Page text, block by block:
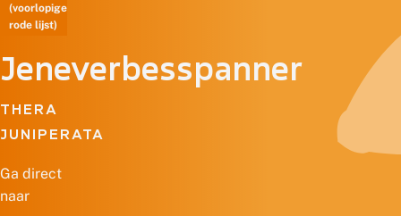
(voorlopige
rode lijst)
Jeneverbesspanner
THERA
JUNIPERATA
Ga direct
naar